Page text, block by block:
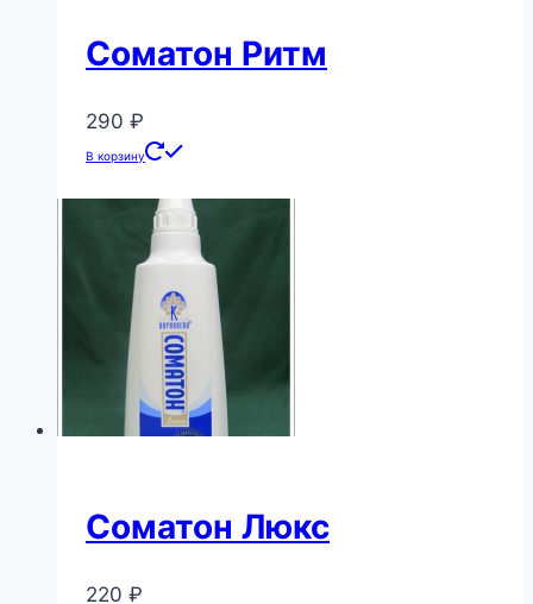
Соматон Ритм
290 ₽
В корзину
Соматон Люкс
220 ₽